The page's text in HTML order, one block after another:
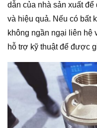
dẫn của nhà sản xuất
và hiệu quả. Nếu có bất
không ngần ngại liên hệ
hỗ trợ kỹ thuật để được